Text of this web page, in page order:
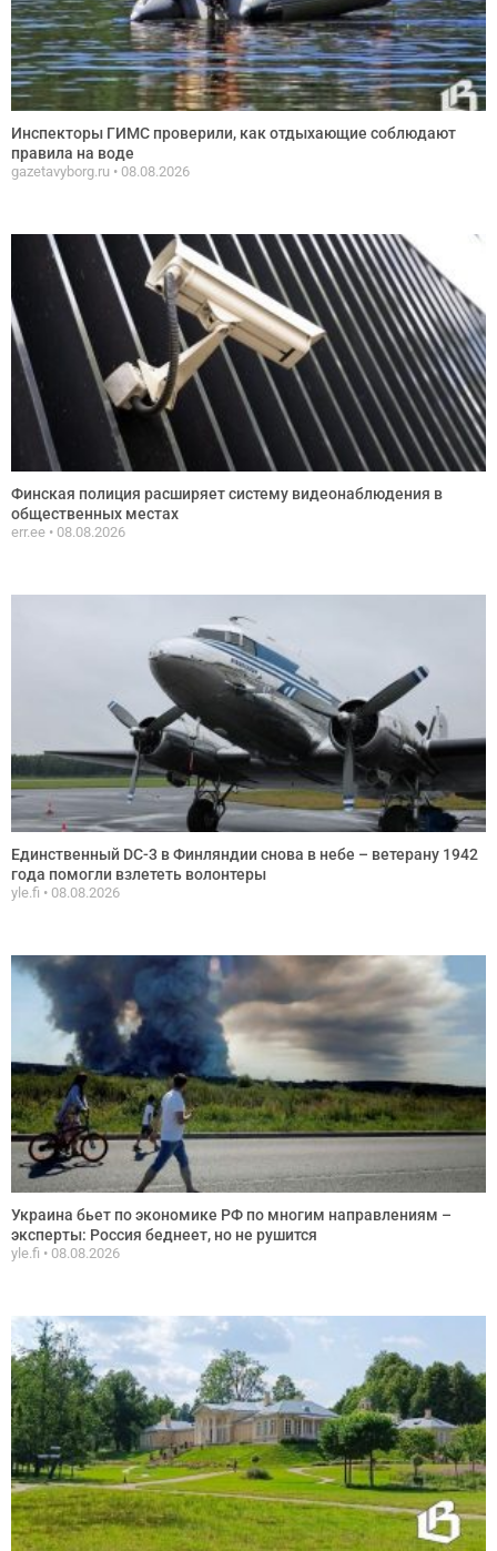
Инспекторы ГИМС проверили, как отдыхающие соблюдают
правила на воде
gazetavyborg.ru 08.08.2026
Финская полиция расширяет систему видеонаблюдения в
общественных местах
err.ee 08.08.2026
Единственный DC-3 в Финляндии снова в небе – ветерану 1942
года помогли взлететь волонтеры
yle.fi 08.08.2026
Украина бьет по экономике РФ по многим направлениям –
эксперты: Россия беднеет, но не рушится
yle.fi 08.08.2026